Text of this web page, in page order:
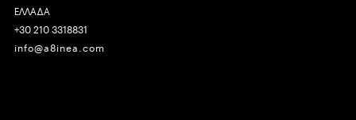
ΕΛΛΑΔΑ
+30 210 3318831
info@a8inea.com